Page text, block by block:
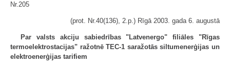
Nr.205
(prot. Nr.40(136), 2.p.) Rīgā 2003. gada 6. augustā
Par valsts akciju sabiedrības "Latvenergo" filiāles "Rīgas
termoelektrostacijas" ražotnē TEC-1 saražotās siltumenerģijas un
elektroenerģijas tarifiem